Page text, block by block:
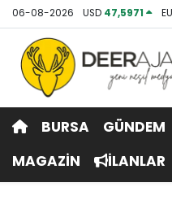
06-08-2026 USD 47,5971
BURSA GÜNDEM
MAGAZİN
İLANLAR